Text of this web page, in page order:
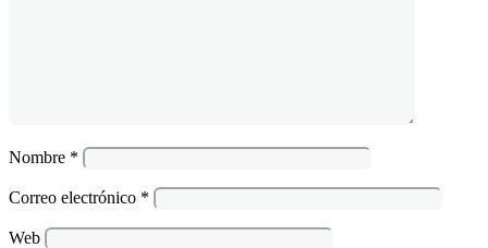
Nombre *
Correo electrónico *
Web